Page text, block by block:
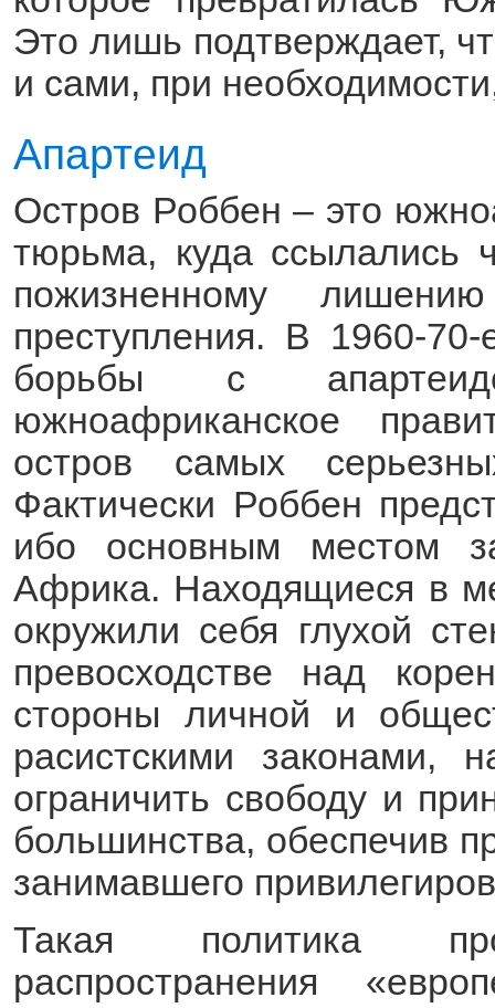
Это лишь подтверждает,
и сами, при
Апартеид
Остров Роббен – это
тюрьма, куда ссылались
пожизненному
преступления. В 1960-
борьбы с
южноафриканское
остров самых
Фактически Роббен
ибо основным местом
Африка. Находящиеся в
окружили себя глухой
превосходстве над
стороны личной и
расистскими
ограничить свободу и
большинства, обеспечив
занимавшего
Такая политика
распространения